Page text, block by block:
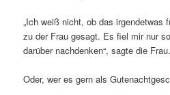
„Ich weiß nicht, ob das irgendetwas
zu der Frau gesagt. Es fiel mir nur
darüber nachdenken“, sagte die
Oder, wer es gern als